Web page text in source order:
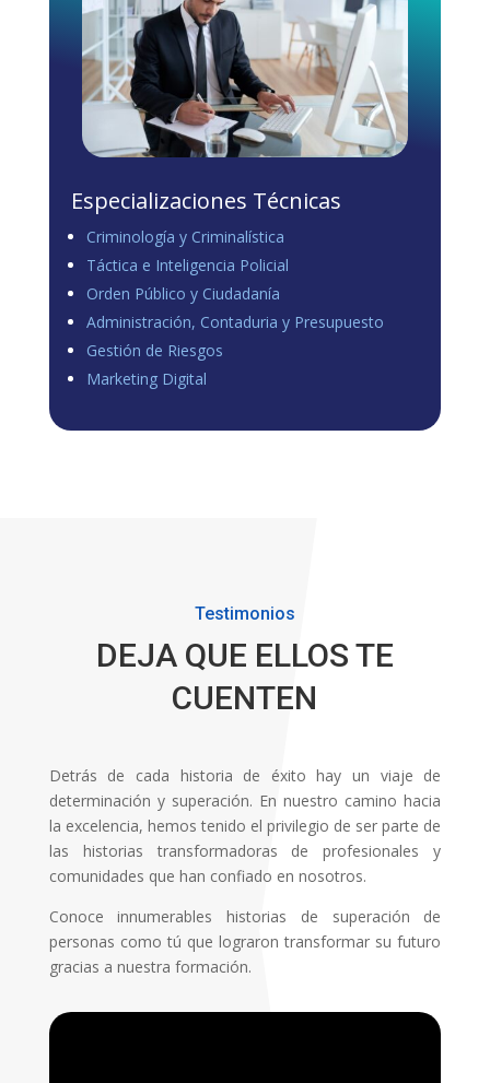
Especializaciones Técnicas
Criminología y Criminalística
Táctica e Inteligencia Policial
Orden Público y Ciudadanía
Administración, Contaduria y Presupuesto
Gestión de Riesgos
Marketing Digital
Testimonios
DEJA QUE ELLOS TE
CUENTEN
Detrás de cada historia de éxito hay un viaje de
determinación y superación. En nuestro camino hacia
la excelencia, hemos tenido el privilegio de ser parte de
las historias transformadoras de profesionales y
comunidades que han confiado en nosotros.
Conoce innumerables historias de superación de
personas como tú que lograron transformar su futuro
gracias a nuestra formación.